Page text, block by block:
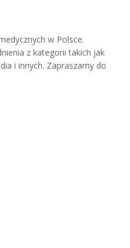
w Polsce.
z kategorii takich jak
i innych. Zapraszamy do